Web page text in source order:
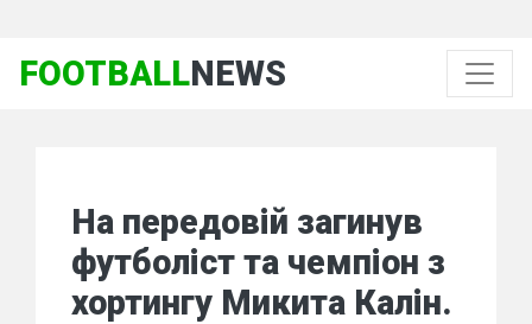
FOOTBALLNEWS
На передовій загинув
футболіст та чемпіон з
хортингу Микита Калін.